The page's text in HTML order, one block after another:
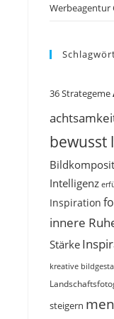
Werbeagentur
36 Strategeme
bewusst
Intelligenz
Inspiration
innere
Stärke
kreative
steigern